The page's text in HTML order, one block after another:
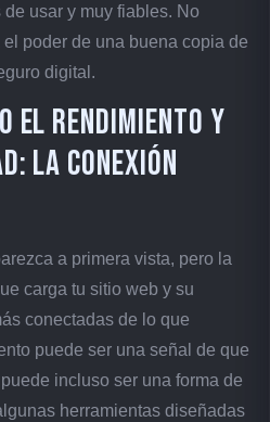
usar y muy fiables. No
poder de una buena copia de
digital.
el Rendimiento y
La Conexión
a primera vista, pero la
carga tu sitio web y su
conectadas de lo que
puede ser una señal de que
incluso ser una forma de
herramientas diseñadas